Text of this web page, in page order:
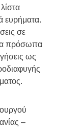
ευρήματα.
σε
πρόσωπα
ως
–